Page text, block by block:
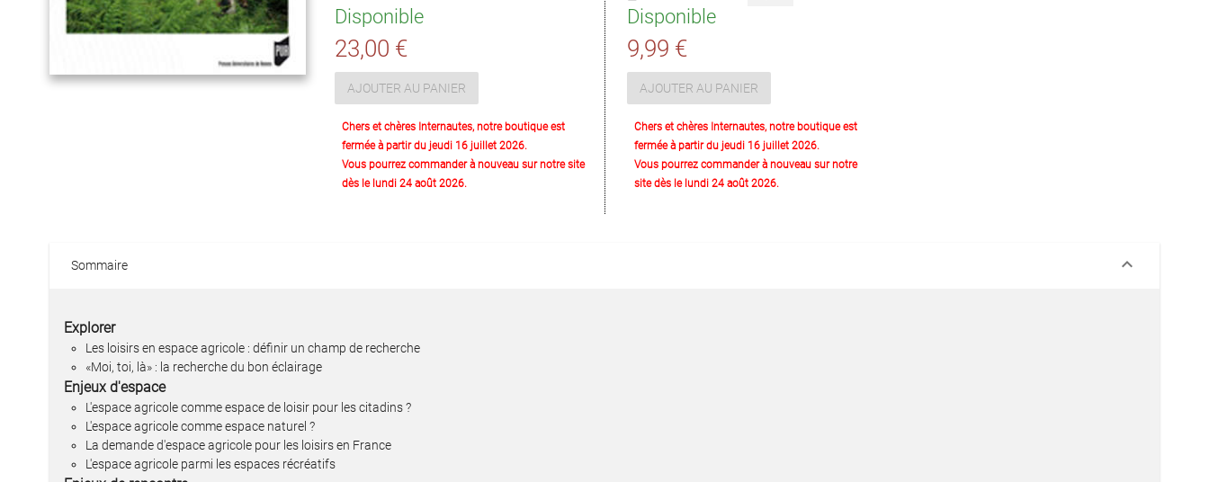
Disponible
23,00 €
AJOUTER AU PANIER
Chers et chères Internautes, notre boutique est
fermée à partir du jeudi 16 juillet 2026.
Vous pourrez commander à nouveau sur notre site
dès le lundi 24 août 2026.
Disponible
9,99 €
AJOUTER AU PANIER
Chers et chères Internautes, notre boutique est
fermée à partir du jeudi 16 juillet 2026.
Vous pourrez commander à nouveau sur notre
site dès le lundi 24 août 2026.
Sommaire keyboard_arrow_down
Explorer
Les loisirs en espace agricole : définir un champ de recherche
«Moi, toi, là» : la recherche du bon éclairage
Enjeux d'espace
L'espace agricole comme espace de loisir pour les citadins ?
L'espace agricole comme espace naturel ?
La demande d'espace agricole pour les loisirs en France
L'espace agricole parmi les espaces récréatifs